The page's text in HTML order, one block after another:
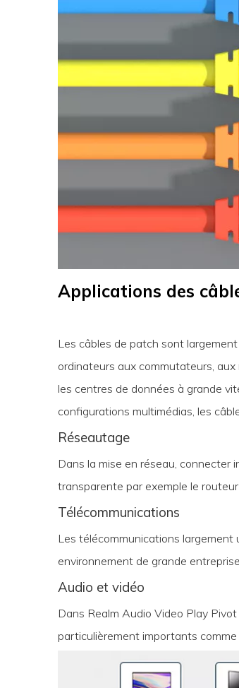
Applications des
Les câbles de patch sont
ordinateurs aux commutateurs,
les centres de données à grande
configurations multimédias, les
Réseautage
Dans la mise en réseau,
transparente par exemple le
Télécommunications
Les télécommunications
environnement de grande
Audio et vidéo
Dans Realm Audio Video Play
particulièrement importants